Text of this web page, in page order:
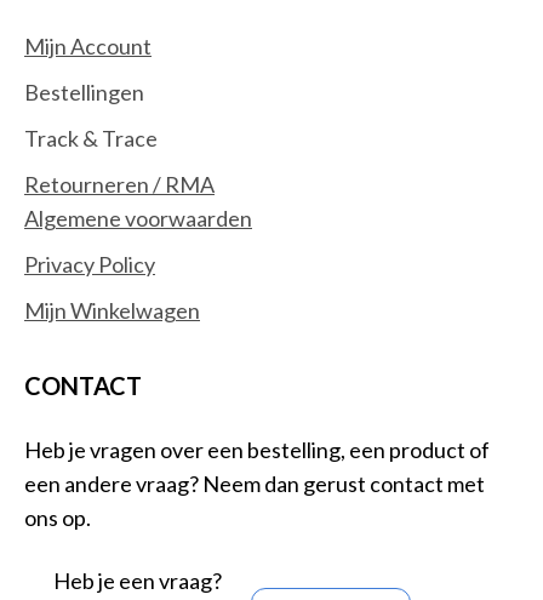
Mijn Account
Bestellingen
Track & Trace
Retourneren / RMA
Algemene voorwaarden
Privacy Policy
Mijn Winkelwagen
CONTACT
Heb je vragen over een bestelling, een product of
een andere vraag? Neem dan gerust contact met
ons op.
Heb je een vraag?